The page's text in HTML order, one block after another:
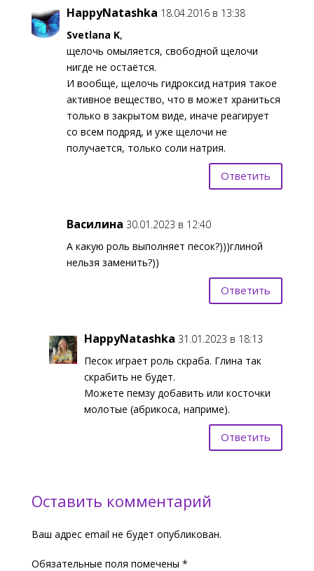
HappyNatashka 18.04.2016 в 13:38
Svetlana K,
щелочь омыляется, свободной щелочи
нигде не остаётся.
И вообще, щелочь гидроксид натрия такое
активное вещество, что в может храниться
только в закрытом виде, иначе реагирует
со всем подряд, и уже щелочи не
получается, только соли натрия.
Ответить
Василина 30.01.2023 в 12:40
А какую роль выполняет песок?)))глиной
нельзя заменить?))
Ответить
HappyNatashka 31.01.2023 в 18:13
Песок играет роль скраба. Глина так
скрабить не будет.
Можете пемзу добавить или косточки
молотые (абрикоса, наприме).
Ответить
Оставить комментарий
Ваш адрес email не будет опубликован.
Обязательные поля помечены *